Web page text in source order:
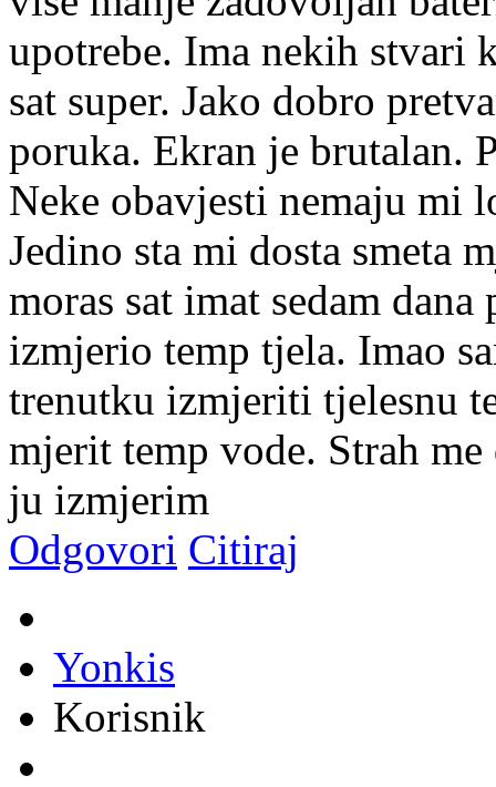
upotrebe. Ima nekih stvari
sat super. Jako dobro
poruka. Ekran je brutalan.
Neke obavjesti nemaju mi
Jedino sta mi dosta smeta
moras sat imat sedam
izmjerio temp tjela. Imao
trenutku izmjeriti tjelesnu
mjerit temp vode. Strah
ju izmjerim
Odgovori Citiraj
Yonkis
Korisnik